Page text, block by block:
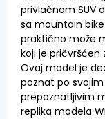
privlačnom SUV
sa mountain
praktično može
koji je pričvršćen
Ovaj model je
poznat po
prepoznatljivim
replika modela